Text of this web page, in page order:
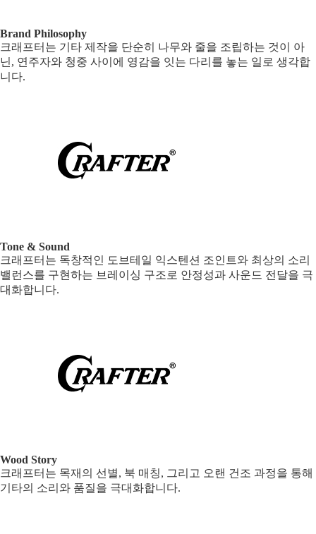
Brand Philosophy
크래프터는 기타 제작을 단순히 나무와 줄을 조립하는 것이 아
닌, 연주자와 청중 사이에 영감을 잇는 다리를 놓는 일로 생각합
니다.
Tone & Sound
크래프터는 독창적인 도브테일 익스텐션 조인트와 최상의 소리
밸런스를 구현하는 브레이싱 구조로 안정성과 사운드 전달을 극
대화합니다.
Wood Story
크래프터는 목재의 선별, 북 매칭, 그리고 오랜 건조 과정을 통해
기타의 소리와 품질을 극대화합니다.